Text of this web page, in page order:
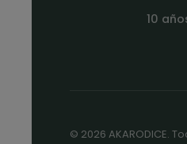
10
© 2026 AKARODICE.